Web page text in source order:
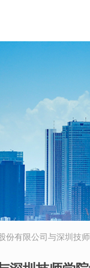
份有限公司与深圳技